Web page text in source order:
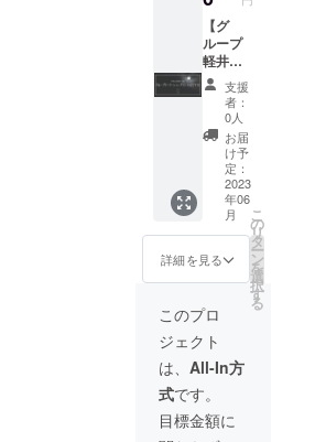
までご
宿泊い
ただけ
ます。
平日・
土日祝
問わず
※有効期
限：24
年3月末
チェッ
クイン
分まで
※サウ
ナ・
BBQは
別料金
となり
ます。
ディン
グ以降
では予
定して
おりま
せん。
最大
149,600
円オフ
のた
め、大
変お得
な宿泊
券と
なって
おりま
す。 こ
ちらの
宿泊券1
枚で最
大8名様
までご
宿泊い
ただけ
ます。
グルー
プでの
宿泊に
ご利用
いただ
ける
CAMPF
IRE限定
の先行
特別宿
泊券で
す。 こ
こまで
の割引
価格で
の宿泊
券の販
売は、
本クラ
ウド
ファン
ディン
グ以降
では予
定して
【グ
ループ
軽井沢
ワー
ケー
ション
プラ
ン 6泊
7日 最
大8名ま
で宿泊
可能】
ツキミ
チルの
施設で6
泊7日の
ワー
ケー
ション
を行
なって
いただ
ける特
別プラ
支援
者：
0人
お届
け予
定：
2023
年06
月
詳細を見る
こ
の
リ
タ
ー
ン
を
選
択
す
る
このプロ
ジェクト
は、 All-In方
式です。
目標金額に